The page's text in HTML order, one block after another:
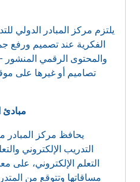
يلتزم مركز المبادر الدولي
الفكرية عند تصميم ورفع
والمحتوى الرقمي
تصاميم أو غيرها على
مبادئ
يحافظ مركز
التدريب الإلكتروني
التعلم الإلكتروني، على
مساقاتها وتتوقع من